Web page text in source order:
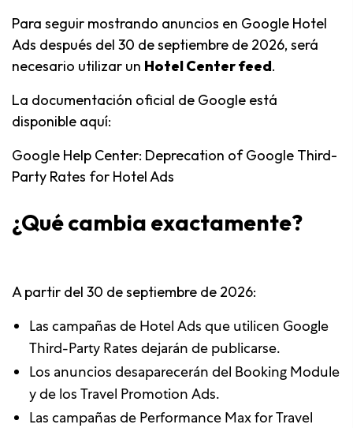
Para seguir mostrando anuncios en Google Hotel
Ads después del 30 de septiembre de 2026, será
necesario utilizar un Hotel Center feed.
La documentación oficial de Google está
disponible aquí:
Google Help Center: Deprecation of Google Third-
Party Rates for Hotel Ads
¿Qué cambia exactamente?
A partir del 30 de septiembre de 2026:
Las campañas de Hotel Ads que utilicen Google
Third-Party Rates dejarán de publicarse.
Los anuncios desaparecerán del Booking Module
y de los Travel Promotion Ads.
Las campañas de Performance Max for Travel